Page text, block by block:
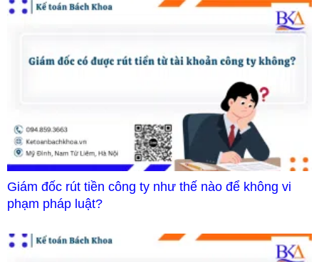
Giám đốc rút tiền công ty như thế nào để không vi
phạm pháp luật?